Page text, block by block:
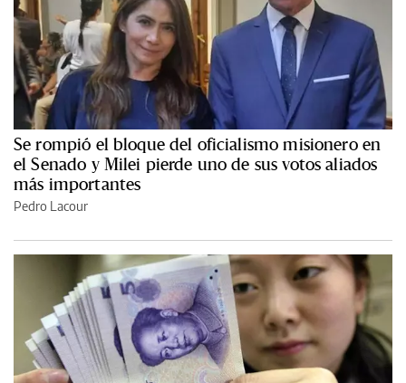
Se rompió el bloque del oficialismo misionero en
el Senado y Milei pierde uno de sus votos aliados
más importantes
Pedro Lacour